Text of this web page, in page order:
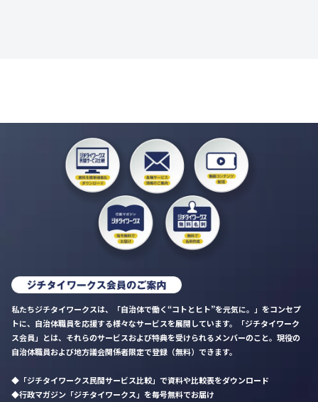
私たちジチタイワークスは、「自治体で働く“コトとヒト”を元気に。」をコンセプ
トに、自治体職員を応援する様々なサービスを展開しています。「ジチタイワーク
ス会員」とは、それらのサービスおよび特典を受けられるメンバーのこと。現役の
自治体職員および地方議会関係者限定で登録（無料）できます。
「ジチタイワークス民間サービス比較」で資料や比較表をダウンロード
行政マガジン「ジチタイワークス」を毎号無料でお届け